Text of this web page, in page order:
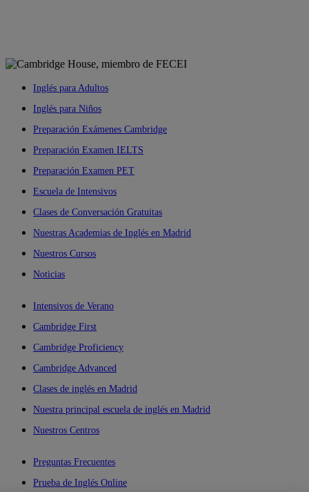
Inglés para Adultos
Inglés para Niños
Preparación Exámenes Cambridge
Preparación Examen IELTS
Preparación Examen PET
Escuela de Intensivos
Clases de Conversación Gratuitas
Nuestras Academias de Inglés en Madrid
Nuestros Cursos
Noticias
Intensivos de Verano
Cambridge First
Cambridge Proficiency
Cambridge Advanced
Clases de inglés en Madrid
Nuestra principal escuela de inglés en Madrid
Nuestros Centros
Preguntas Frecuentes
Prueba de Inglés Online